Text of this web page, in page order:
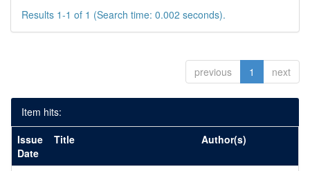
Results 1-1 of 1 (Search time: 0.002 seconds).
previous 1 next
Item hits:
Issue
Date
Title Author(s)